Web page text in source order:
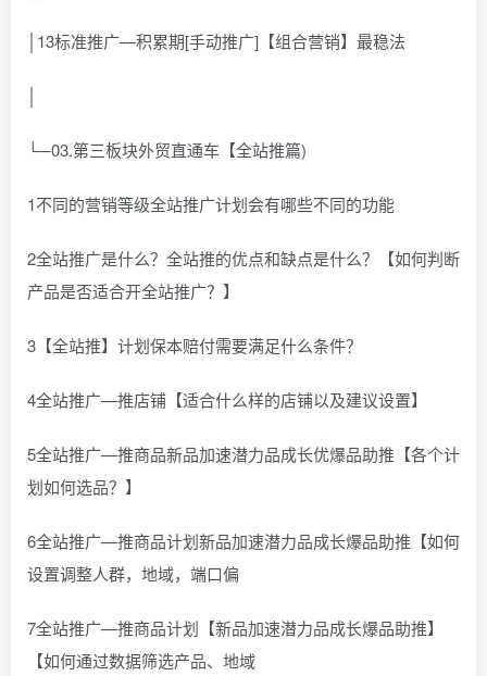
│13标准推广—积累期[手动推广]【组合营销】最稳法
└─03.第三板块外贸直通车【全站推篇)
1不同的营销等级全站推广计划会有哪些不同的功能
2全站推广是什么？全站推的优点和缺点是什么？【如何判断
产品是否适合开全站推广？】
3【全站推】计划保本赔付需要满足什么条件？
4全站推广—推店铺【适合什么样的店铺以及建议设置】
5全站推广—推商品新品加速潜力品成长优爆品助推【各个计
划如何选品？】
6全站推广—推商品计划新品加速潜力品成长爆品助推【如何
设置调整人群，地域，端口偏
7全站推广—推商品计划【新品加速潜力品成长爆品助推】
【如何通过数据筛选产品、地域